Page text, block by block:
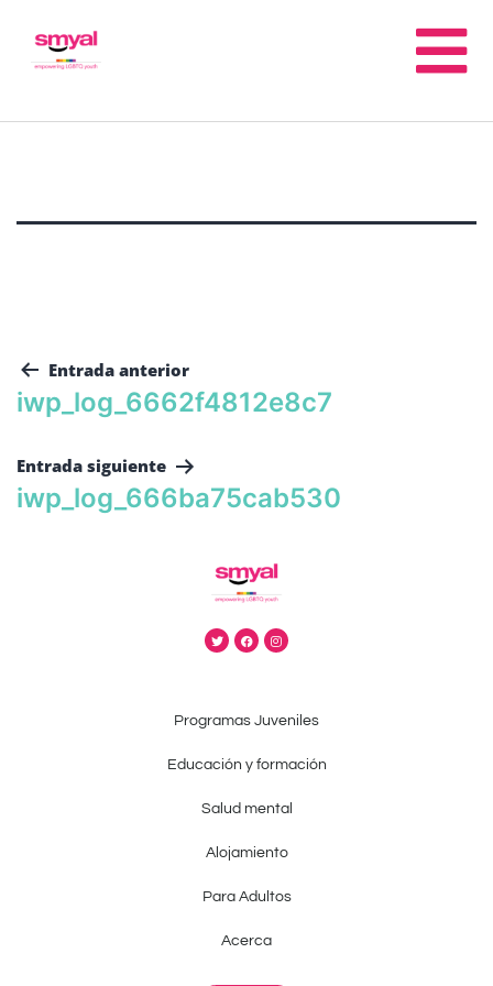
Entrada anterior
iwp_log_6662f4812e8c7
Entrada siguiente
iwp_log_666ba75cab530
Programas Juveniles
Educación y formación
Salud mental
Alojamiento
Para Adultos
Acerca